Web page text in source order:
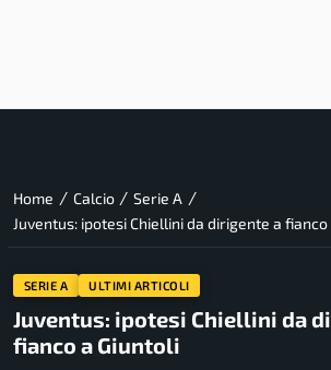
Home / Calcio / Serie A /
Juventus: ipotesi Chiellini da dirigente a
SERIE A ULTIMI ARTICOLI
Juventus: ipotesi Chiellini da
fianco a Giuntoli